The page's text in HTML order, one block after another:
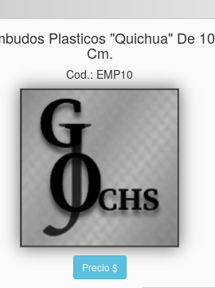
Plasticos "quichua" De 10
Cm.
Cod.: EMP10
Precio $